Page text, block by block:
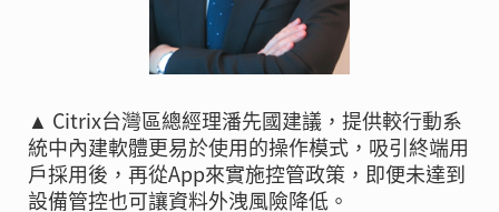
▲ Citrix台灣區總經理潘先國建議，提供較行動系
統中內建軟體更易於使用的操作模式，吸引終端用
戶採用後，再從App來實施控管政策，即便未達到
設備管控也可讓資料外洩風險降低。